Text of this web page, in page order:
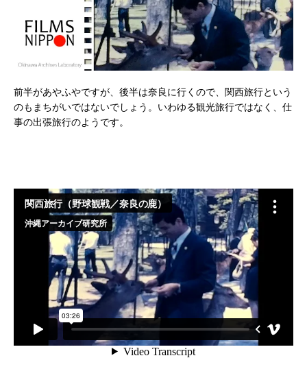
前半があやふやですが、後半は奈良に行くので、関西旅行という
のもまちがいではないでしょう。いわゆる観光旅行ではなく、仕
事の出張旅行のようです。